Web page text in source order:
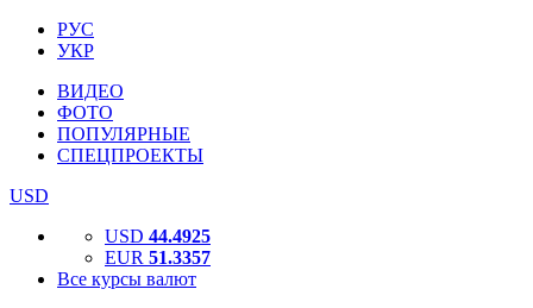
РУС
УКР
ВИДЕО
ФОТО
ПОПУЛЯРНЫЕ
СПЕЦПРОЕКТЫ
USD
USD 44.4925
EUR 51.3357
Все курсы валют